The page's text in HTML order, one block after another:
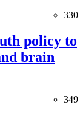
330
policy to
brain
349